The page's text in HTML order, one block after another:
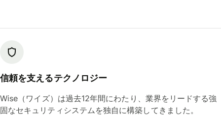
信頼を支えるテクノロジー
Wise（ワイズ）は過去12年間にわたり、業界をリードする強
固なセキュリティシステムを独自に構築してきました。